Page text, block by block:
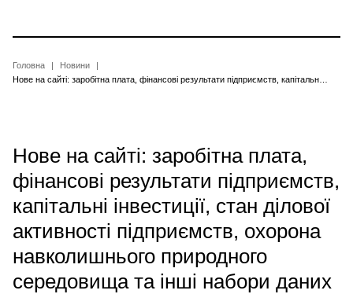
основного
Рядок
Головна
Новини
Нове на сайті: заробітна плата,
фінансові результати підприємств,
капітальні інвестиції, стан ділової
активності підприємств, охорона
навколишнього природного
середовища та інші набори даних